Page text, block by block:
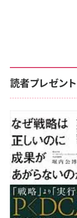
読者プレゼント
成果を
があが
マーケ
8月7日